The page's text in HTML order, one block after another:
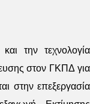
την τεχνολογία
στον ΓΚΠΔ για
στην επεξεργασία